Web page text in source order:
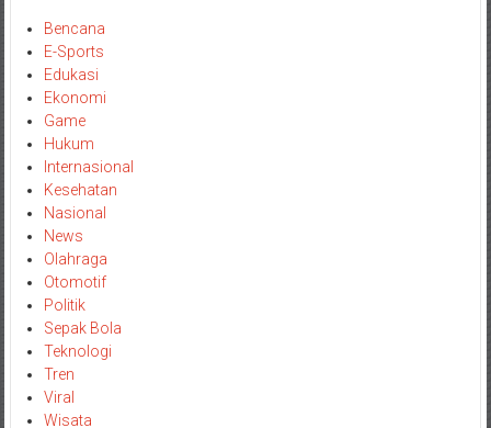
Bencana
E-Sports
Edukasi
Ekonomi
Game
Hukum
Internasional
Kesehatan
Nasional
News
Olahraga
Otomotif
Politik
Sepak Bola
Teknologi
Tren
Viral
Wisata